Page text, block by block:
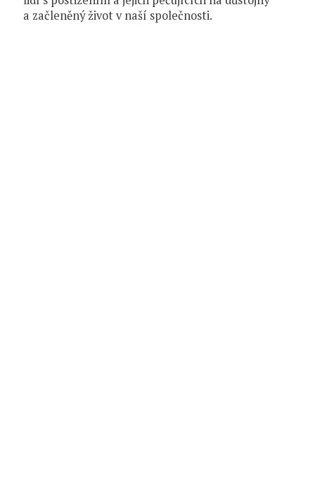
a začleněný život v naší společnosti.